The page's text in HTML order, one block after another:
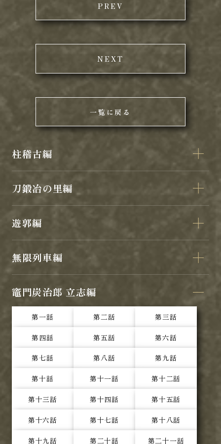
PREV
NEXT
一覧に戻る
柱稽古編
刀鍛冶の里編
遊郭編
無限列車編
竈門炭治郎 立志編
第一話 第二話 第三話
第四話 第五話 第六話
第七話 第八話 第九話
第十話 第十一話 第十二話
第十三話 第十四話 第十五話
第十六話 第十七話 第十八話
第十九話 第二十話 第二十一話